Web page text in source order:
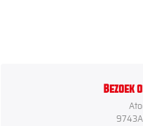
Bezoek